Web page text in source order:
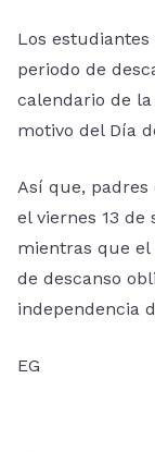
Los
periodo de
calendario de
motivo del Día
Así que,
el viernes 13
mientras que el
de descanso
independencia
EG